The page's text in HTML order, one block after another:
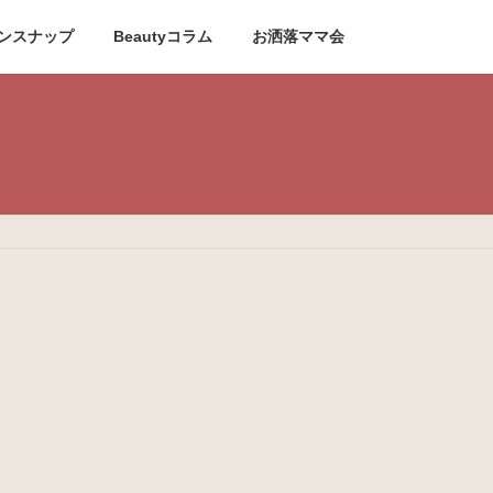
スナップ Beautyコラム お洒落ママ会